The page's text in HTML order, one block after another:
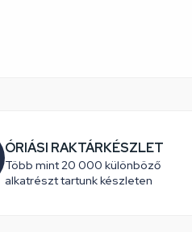
ÓRIÁSI RAKTÁRKÉSZLET
Több mint 20 000 különböző
alkatrészt tartunk készleten